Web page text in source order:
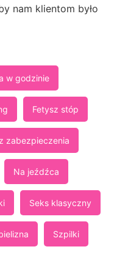
nam klientom było
w godzinie
Fetysz stóp
zabezpieczenia
Na jeźdźca
Seks klasyczny
Szpilki